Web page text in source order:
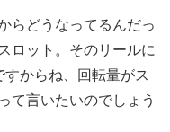
らどうなってるんだっ
ロット。そのリールに
からね、回転量がス
て言いたいのでしょう